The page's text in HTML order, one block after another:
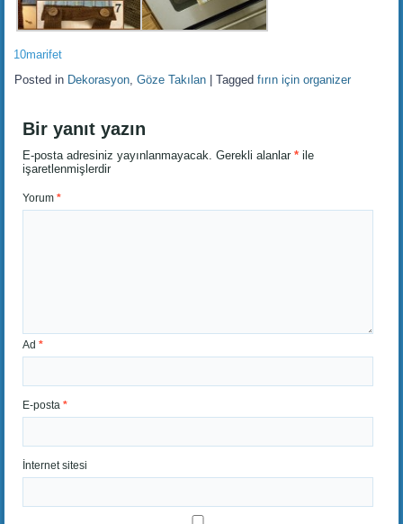
10marifet
Posted in Dekorasyon,Göze Takılan |Tagged fırın için organizer
Bir yanıt yazın
E-posta adresiniz yayınlanmayacak. Gerekli alanlar* ile
işaretlenmişlerdir
Yorum*
Ad*
E-posta*
İnternet sitesi